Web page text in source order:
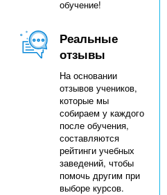
обучение!
Реальные
отзывы
На основании
отзывов учеников,
которые мы
собираем у каждого
после обучения,
составляются
рейтинги учебных
заведений, чтобы
помочь другим при
выборе курсов.